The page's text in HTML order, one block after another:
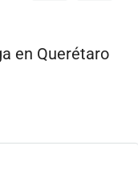
en Querétaro